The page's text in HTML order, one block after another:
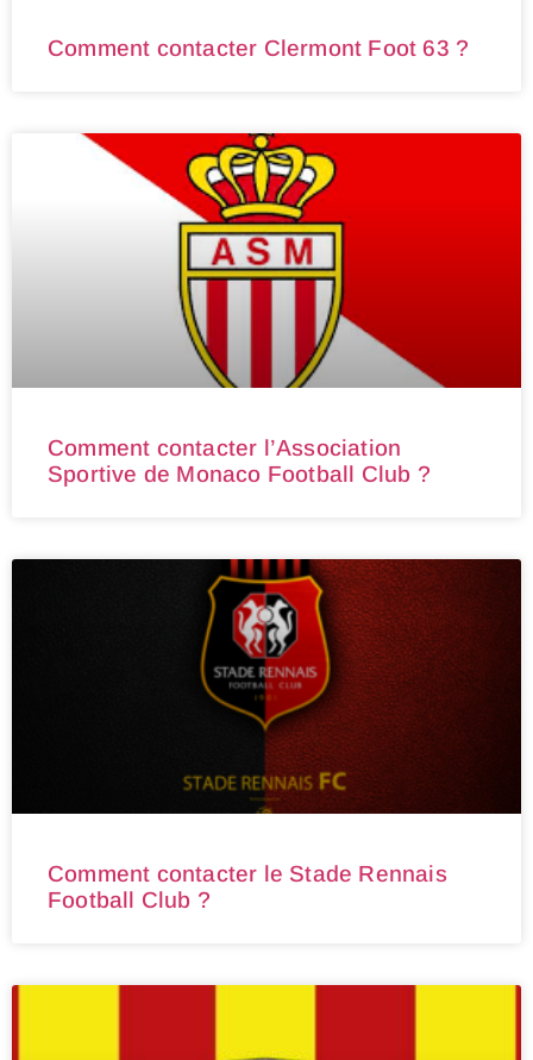
Comment contacter Clermont Foot 63 ?
Comment contacter l’Association
Sportive de Monaco Football Club ?
Comment contacter le Stade Rennais
Football Club ?